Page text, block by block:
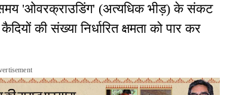
समय 'ओवरक्राउडिंग' (अत्यधिक भीड़) के संकट
की संख्या निर्धारित क्षमता को पार कर